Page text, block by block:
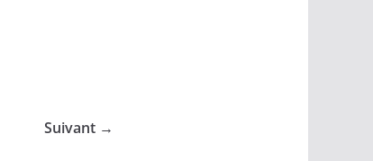
Suivant →